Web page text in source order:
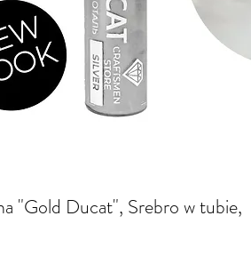
"Gold Ducat", Srebro w tubie,